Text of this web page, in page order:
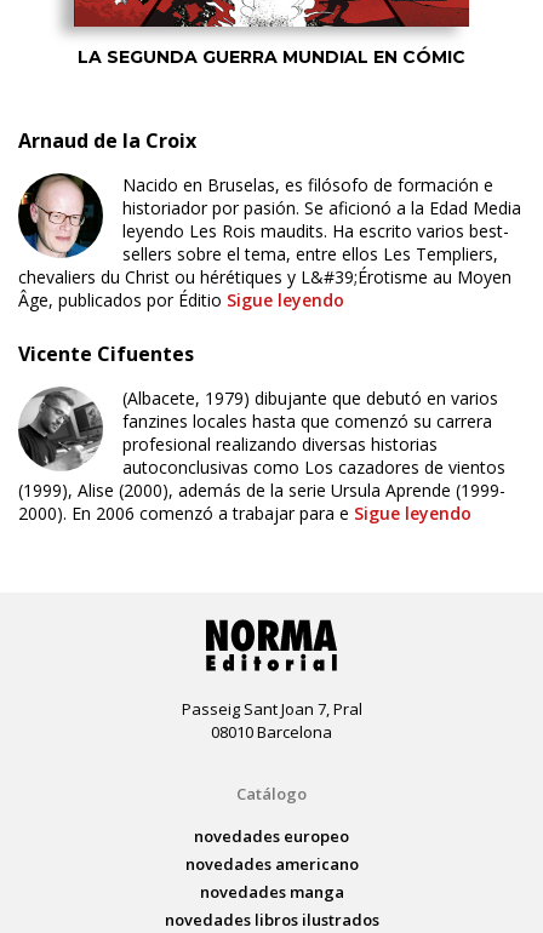
LA SEGUNDA GUERRA MUNDIAL EN CÓMIC
Arnaud de la Croix
Nacido en Bruselas, es filósofo de formación e
historiador por pasión. Se aficionó a la Edad Media
leyendo Les Rois maudits. Ha escrito varios best-
sellers sobre el tema, entre ellos Les Templiers,
chevaliers du Christ ou hérétiques y L&#39;Érotisme au Moyen
Âge, publicados por Éditio Sigue leyendo
Vicente Cifuentes
(Albacete, 1979) dibujante que debutó en varios
fanzines locales hasta que comenzó su carrera
profesional realizando diversas historias
autoconclusivas como Los cazadores de vientos
(1999), Alise (2000), además de la serie Ursula Aprende (1999-
2000). En 2006 comenzó a trabajar para e Sigue leyendo
Passeig Sant Joan 7, Pral
08010 Barcelona
Catálogo
novedades europeo
novedades americano
novedades manga
novedades libros ilustrados